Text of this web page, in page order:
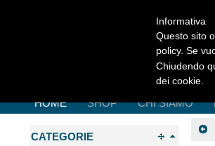
HOME SHOP CHI SIAMO
CATEGORIE
Informativa
Questo sito
policy. Se
Chiudendo
dei cookie.